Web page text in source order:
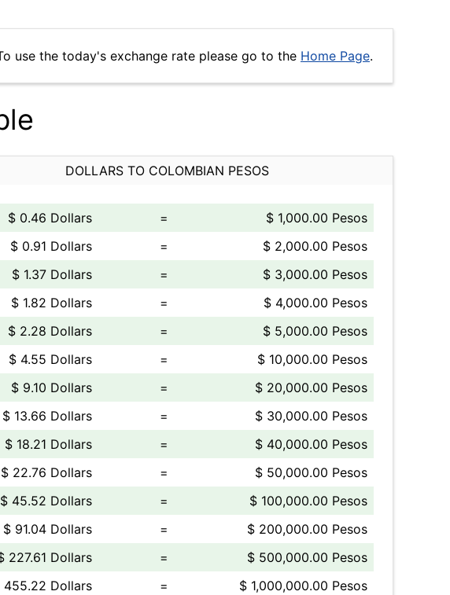
use the today's exchange rate please go to the Home Page.
DOLLARS TO COLOMBIAN PESOS
$ 0.46 Dollars =
$ 1,000.00 Pesos
$ 0.91 Dollars
=
$ 2,000.00 Pesos
$ 1.37 Dollars
=
$ 3,000.00 Pesos
$ 1.82 Dollars
=
$ 4,000.00 Pesos
$ 2.28 Dollars
=
$ 5,000.00 Pesos
$ 4.55 Dollars
=
$ 10,000.00 Pesos
$ 9.10 Dollars
=
$ 20,000.00 Pesos
$ 13.66 Dollars
=
$ 30,000.00 Pesos
$ 18.21 Dollars
=
$ 40,000.00 Pesos
$ 22.76 Dollars
=
$ 50,000.00 Pesos
$ 45.52 Dollars
=
$ 100,000.00 Pesos
$ 91.04 Dollars
=
$ 200,000.00 Pesos
227.61 Dollars
=
$ 500,000.00 Pesos
455.22 Dollars
= $ 1,000,000.00 Pesos